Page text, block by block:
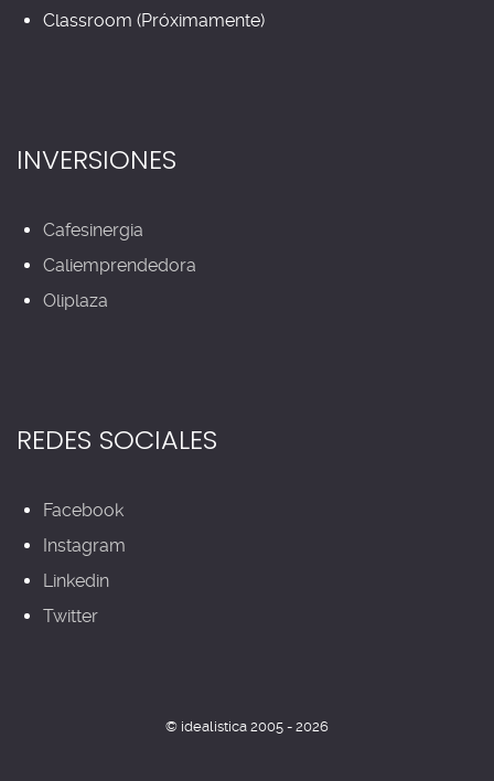
Classroom (Próximamente)
INVERSIONES
Cafesinergia
Caliemprendedora
Oliplaza
REDES SOCIALES
Facebook
Instagram
Linkedin
Twitter
© idealistica 2005 - 2026